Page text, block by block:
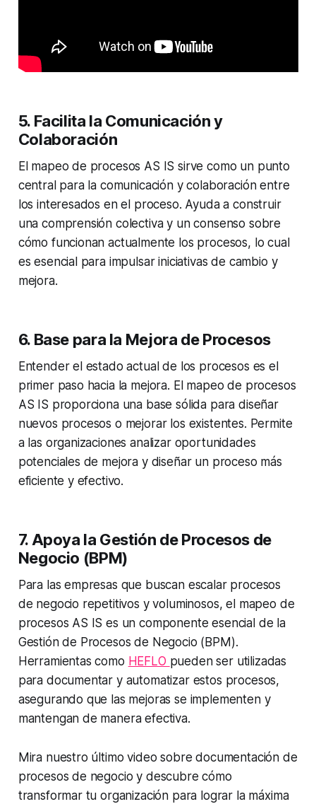
5. Facilita la Comunicación y
Colaboración
El mapeo de procesos AS IS sirve como un punto
central para la comunicación y colaboración entre
los interesados en el proceso. Ayuda a construir
una comprensión colectiva y un consenso sobre
cómo funcionan actualmente los procesos, lo cual
es esencial para impulsar iniciativas de cambio y
mejora.
6. Base para la Mejora de Procesos
Entender el estado actual de los procesos es el
primer paso hacia la mejora. El mapeo de procesos
AS IS proporciona una base sólida para diseñar
nuevos procesos o mejorar los existentes. Permite
a las organizaciones analizar oportunidades
potenciales de mejora y diseñar un proceso más
eficiente y efectivo.
7. Apoya la Gestión de Procesos de
Negocio (BPM)
Para las empresas que buscan escalar procesos
de negocio repetitivos y voluminosos, el mapeo de
procesos AS IS es un componente esencial de la
Gestión de Procesos de Negocio (BPM).
Herramientas como HEFLO pueden ser utilizadas
para documentar y automatizar estos procesos,
asegurando que las mejoras se implementen y
mantengan de manera efectiva.
Mira nuestro último video sobre documentación de
procesos de negocio y descubre cómo
transformar tu organización para lograr la máxima